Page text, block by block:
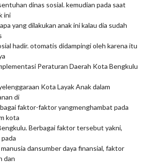
dinas sosial. kemudian pada saat
ini
yang dilakukan anak ini kalau dia sudah
hadir. otomatis didampingi oleh karena itu
Peraturan Daerah Kota Bengkulu
Kota Layak Anak dalam
di
faktor-faktor yangmenghambat pada
kota
Berbagai faktor tersebut yakni,
dansumber daya finansial, faktor
dan